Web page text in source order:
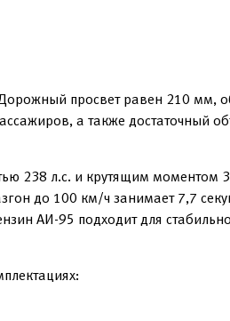
просвет равен 210 мм,
а также достаточный
238 л.с. и крутящим моментом
до 100 км/ч занимает 7,7
АИ-95 подходит для